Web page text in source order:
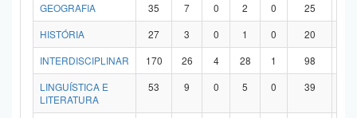
GEOGRAFIA
35 7 0 2 0 25
HISTÓRIA
27 3 0 1 0 20
INTERDISCIPLINAR
170 26 4 28 1 98
LINGUÍSTICA E
LITERATURA
53 9 0 5 0 39